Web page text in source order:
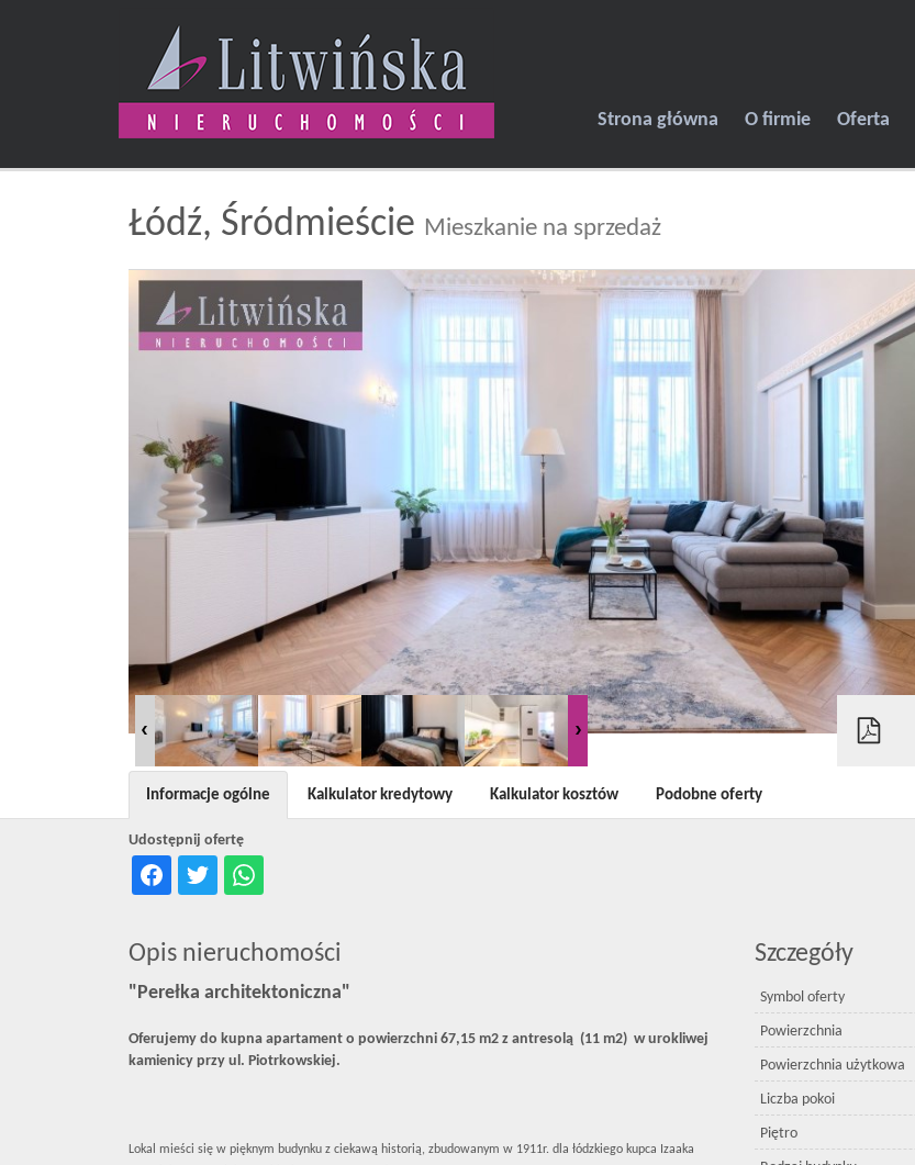
Strona główna O firmie Oferta
Łódź, Śródmieście Mieszkanie na sprzedaż
Udostępnij ofertę
Informacje ogólne Kalkulator kredytowy Kalkulator kosztów Podobne oferty
Opis nieruchomości
"Perełka architektoniczna"
Oferujemy do kupna apartament o powierzchni 67,15 m2 z antresolą (11 m2) w urokliwej
kamienicy przy ul. Piotrkowskiej.
Lokal mieści się w pięknym budynku z ciekawą historią, zbudowanym w 1911r. dla łódzkiego kupca Izaaka
Szczegóły
Symbol oferty
Powierzchnia
Powierzchnia użytkowa
Liczba pokoi
Piętro